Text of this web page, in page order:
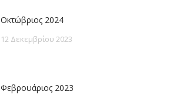
Οκτώβριος 2024
12 Δεκεμβρίου 2023
Φεβρουάριος 2023